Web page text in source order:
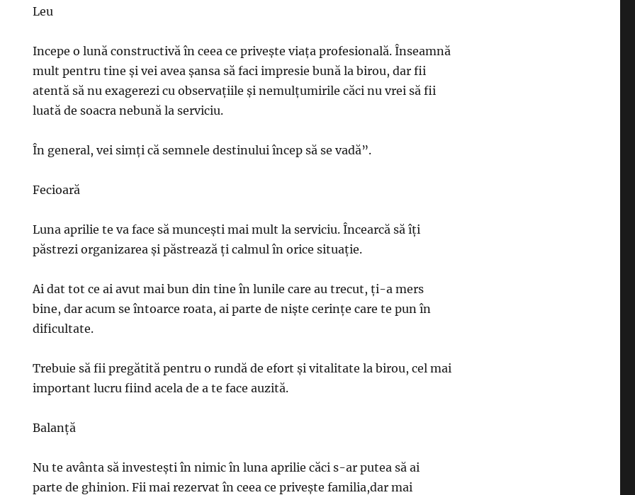
Leu
Incepe o lună constructivă în ceea ce priveşte viaţa profesională. Înseamnă
mult pentru tine şi vei avea şansa să faci impresie bună la birou, dar fii
atentă să nu exagerezi cu observaţiile şi nemulţumirile căci nu vrei să fii
luată de soacra nebună la serviciu.
În general, vei simţi că semnele destinului încep să se vadă”.
Fecioară
Luna aprilie te va face să munceşti mai mult la serviciu. Încearcă să îţi
păstrezi organizarea şi păstrează ţi calmul în orice situaţie.
Ai dat tot ce ai avut mai bun din tine în lunile care au trecut, ţi-a mers
bine, dar acum se întoarce roata, ai parte de nişte cerinţe care te pun în
dificultate.
Trebuie să fii pregătită pentru o rundă de efort şi vitalitate la birou, cel mai
important lucru fiind acela de a te face auzită.
Balanţă
Nu te avânta să investeşti în nimic în luna aprilie căci s-ar putea să ai
parte de ghinion. Fii mai rezervat în ceea ce priveşte familia,dar mai